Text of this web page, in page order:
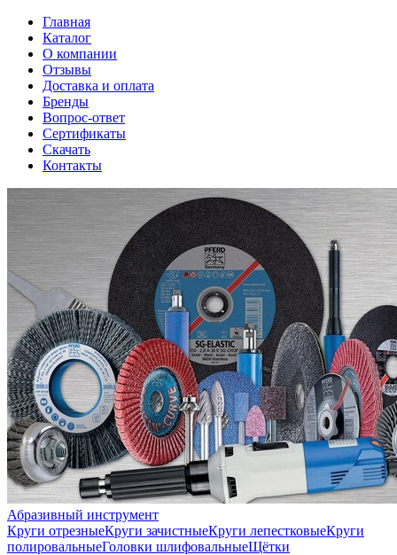
Главная
Каталог
О компании
Отзывы
Доставка и оплата
Бренды
Вопрос-ответ
Сертификаты
Скачать
Контакты
Абразивный инструмент
Круги отрезныеКруги зачистныеКруги лепестковыеКруги
полировальныеГоловки шлифовальныеЩётки